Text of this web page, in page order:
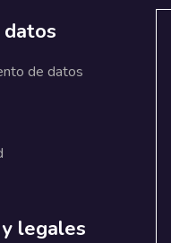
de datos
legales